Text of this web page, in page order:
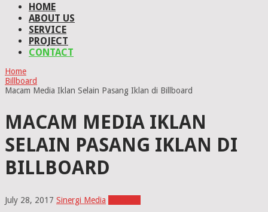
HOME
ABOUT US
SERVICE
PROJECT
CONTACT
Home
Billboard
Macam Media Iklan Selain Pasang Iklan di Billboard
MACAM MEDIA IKLAN
SELAIN PASANG IKLAN DI
BILLBOARD
July 28, 2017 Sinergi Media